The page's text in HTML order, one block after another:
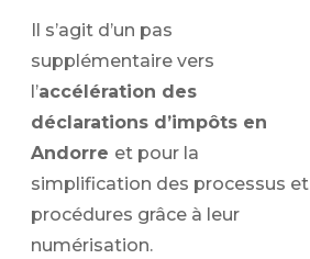
Il s’agit d’un pas
supplémentaire vers
l’accélération des
déclarations d’impôts en
Andorre et pour la
simplification des processus et
procédures grâce à leur
numérisation.